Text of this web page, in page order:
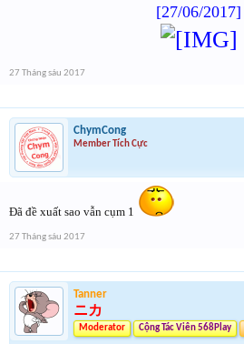
[27/06/2017]
27 Tháng sáu 2017
ChymCong
Member Tích Cực
Đã đề xuất sao vẫn cụm 1
27 Tháng sáu 2017
Tanner
ニカ
Moderator Cộng Tác Viên 568Play